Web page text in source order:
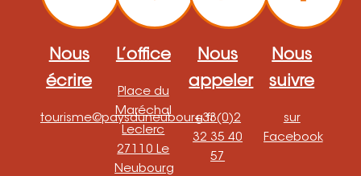
Nous
écrire
tourisme@paysduneubourg.fr
L’office
Place du
Maréchal
Leclerc
27110 Le
Neubourg
Nous
appeler
+33(0)2
32 35 40
57
Nous
suivre
sur
Facebook